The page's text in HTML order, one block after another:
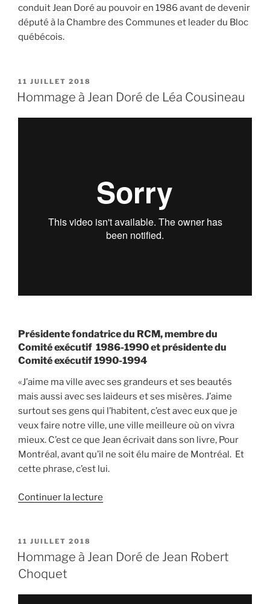
conduit Jean Doré au pouvoir en 1986 avant de devenir
député à la Chambre des Communes et leader du Bloc
québécois.
PUBLIÉ
LE
11 JUILLET 2018
Hommage à Jean Doré de Léa Cousineau
Présidente fondatrice du RCM, membre du
Comité exécutif 1986-1990 et présidente du
Comité exécutif 1990-1994
«J’aime ma ville avec ses grandeurs et ses beautés
mais aussi avec ses laideurs et ses misères. J’aime
surtout ses gens qui l’habitent, c’est avec eux que je
veux faire notre ville, une ville meilleure où on vivra
mieux. C’est ce que Jean écrivait dans son livre, Pour
Montréal, avant qu’il ne soit élu maire de Montréal. Et
cette phrase, c’est lui.
Continuer la lecture
Jean
Léa
PUBLIÉ
LE
11 JUILLET 2018
Hommage à Jean Doré de Jean Robert
Choquet